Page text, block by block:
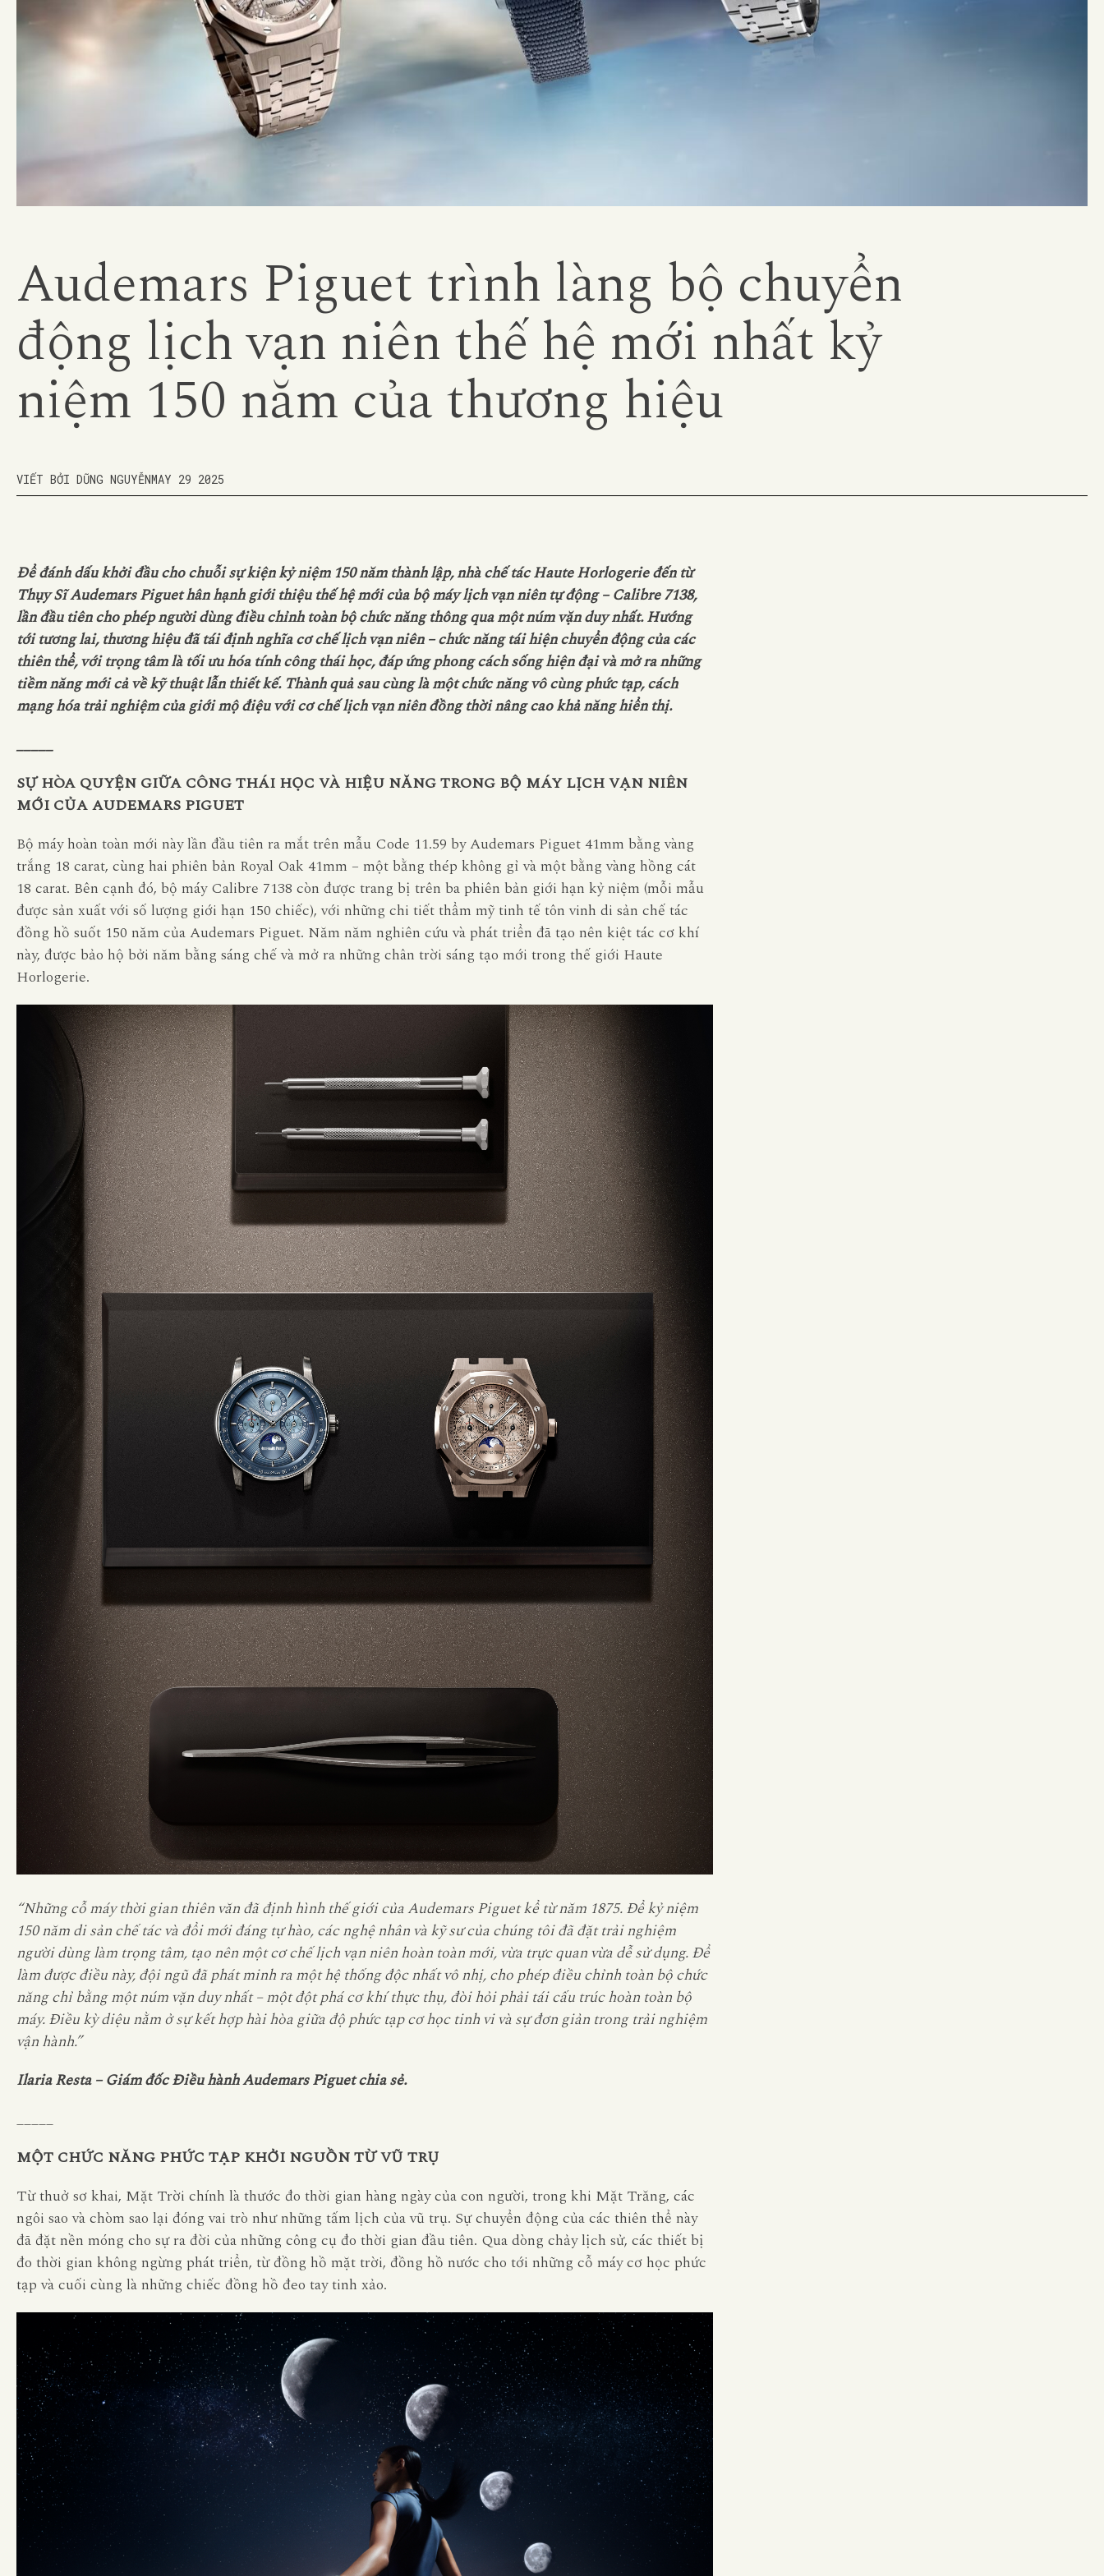
Audemars Piguet trình làng bộ chuyển
động lịch vạn niên thế hệ mới nhất kỷ
niệm 150 năm của thương hiệu
VIẾT BỞI DŨNG NGUYỄNMAY 29 2025
Để đánh dấu khởi đầu cho chuỗi sự kiện kỷ niệm 150 năm thành lập, nhà chế tác Haute Horlogerie đến từ
Thụy Sĩ Audemars Piguet hân hạnh giới thiệu thế hệ mới của bộ máy lịch vạn niên tự động – Calibre 7138,
lần đầu tiên cho phép người dùng điều chỉnh toàn bộ chức năng thông qua một núm vặn duy nhất. Hướng
tới tương lai, thương hiệu đã tái định nghĩa cơ chế lịch vạn niên – chức năng tái hiện chuyển động của các
thiên thể, với trọng tâm là tối ưu hóa tính công thái học, đáp ứng phong cách sống hiện đại và mở ra những
tiềm năng mới cả về kỹ thuật lẫn thiết kế. Thành quả sau cùng là một chức năng vô cùng phức tạp, cách
mạng hóa trải nghiệm của giới mộ điệu với cơ chế lịch vạn niên đồng thời nâng cao khả năng hiển thị.
_____
SỰ HÒA QUYỆN GIỮA CÔNG THÁI HỌC VÀ HIỆU NĂNG TRONG BỘ MÁY LỊCH VẠN NIÊN
MỚI CỦA AUDEMARS PIGUET
Bộ máy hoàn toàn mới này lần đầu tiên ra mắt trên mẫu Code 11.59 by Audemars Piguet 41mm bằng vàng
trắng 18 carat, cùng hai phiên bản Royal Oak 41mm – một bằng thép không gỉ và một bằng vàng hồng cát
18 carat. Bên cạnh đó, bộ máy Calibre 7138 còn được trang bị trên ba phiên bản giới hạn kỷ niệm (mỗi mẫu
được sản xuất với số lượng giới hạn 150 chiếc), với những chi tiết thẩm mỹ tinh tế tôn vinh di sản chế tác
đồng hồ suốt 150 năm của Audemars Piguet. Năm năm nghiên cứu và phát triển đã tạo nên kiệt tác cơ khí
này, được bảo hộ bởi năm bằng sáng chế và mở ra những chân trời sáng tạo mới trong thế giới Haute
Horlogerie.
“Những cỗ máy thời gian thiên văn đã định hình thế giới của Audemars Piguet kể từ năm 1875. Để kỷ niệm
150 năm di sản chế tác và đổi mới đáng tự hào, các nghệ nhân và kỹ sư của chúng tôi đã đặt trải nghiệm
người dùng làm trọng tâm, tạo nên một cơ chế lịch vạn niên hoàn toàn mới, vừa trực quan vừa dễ sử dụng. Để
làm được điều này, đội ngũ đã phát minh ra một hệ thống độc nhất vô nhị, cho phép điều chỉnh toàn bộ chức
năng chỉ bằng một núm vặn duy nhất – một đột phá cơ khí thực thụ, đòi hỏi phải tái cấu trúc hoàn toàn bộ
máy. Điều kỳ diệu nằm ở sự kết hợp hài hòa giữa độ phức tạp cơ học tinh vi và sự đơn giản trong trải nghiệm
vận hành.”
Ilaria Resta – Giám đốc Điều hành Audemars Piguet chia sẻ.
_____
MỘT CHỨC NĂNG PHỨC TẠP KHỞI NGUỒN TỪ VŨ TRỤ
Từ thuở sơ khai, Mặt Trời chính là thước đo thời gian hàng ngày của con người, trong khi Mặt Trăng, các
ngôi sao và chòm sao lại đóng vai trò như những tấm lịch của vũ trụ. Sự chuyển động của các thiên thể này
đã đặt nền móng cho sự ra đời của những công cụ đo thời gian đầu tiên. Qua dòng chảy lịch sử, các thiết bị
đo thời gian không ngừng phát triển, từ đồng hồ mặt trời, đồng hồ nước cho tới những cỗ máy cơ học phức
tạp và cuối cùng là những chiếc đồng hồ đeo tay tinh xảo.